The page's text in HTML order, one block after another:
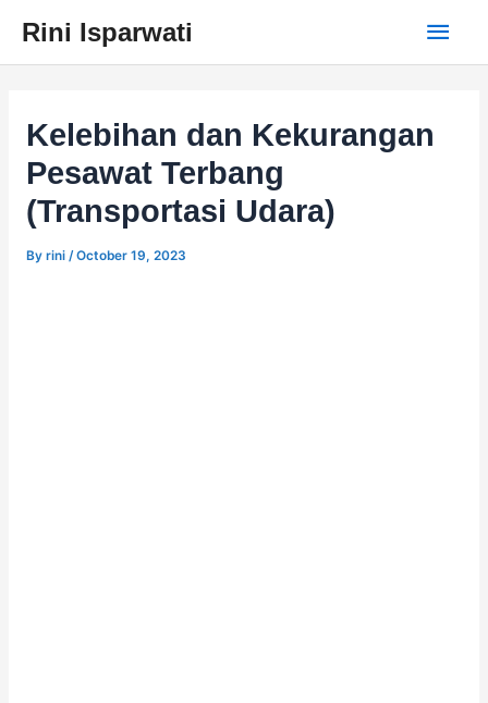
content
Rini Isparwati
Main
Kelebihan dan Kekurangan
Pesawat Terbang
(Transportasi Udara)
By rini /October 19, 2023